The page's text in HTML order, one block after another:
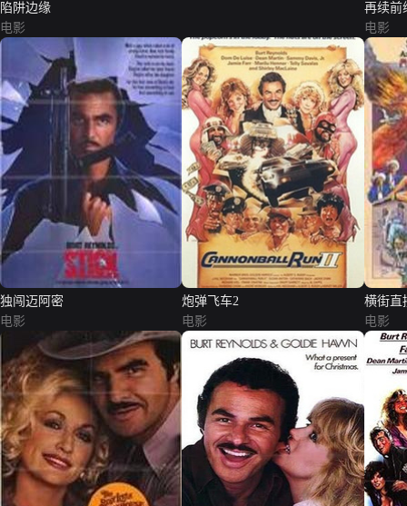
陷阱边缘
电影
再续前
电影
独闯迈阿密
电影
炮弹飞车2
电影
横街直
电影